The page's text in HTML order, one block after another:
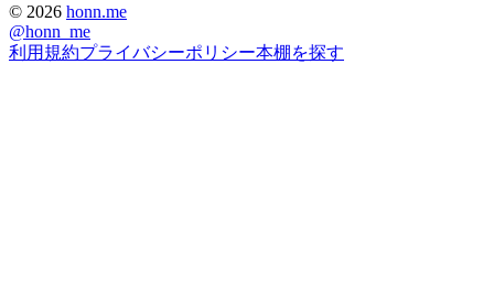
© 2026 honn.me
@honn_me
利用規約プライバシーポリシー本棚を探す